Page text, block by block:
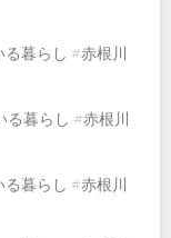
暮らし #赤根川
る暮らし #赤根川
暮らし #赤根川